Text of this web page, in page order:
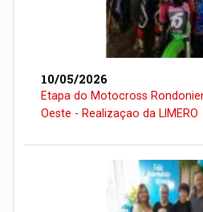
10/05/2026
Etapa do Motocross
Oeste - Realizaçao da LIMERO